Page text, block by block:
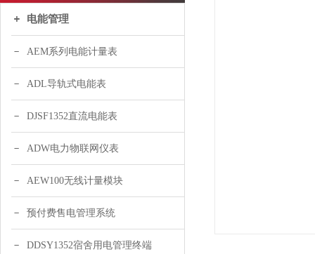
电能管理
AEM系列电能计量表
ADL导轨式电能表
DJSF1352直流电能表
ADW电力物联网仪表
AEW100无线计量模块
预付费售电管理系统
DDSY1352宿舍用电管理终端